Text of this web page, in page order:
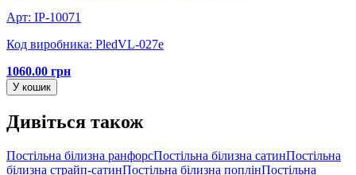
Арт: IP-10071
Код виробника: PledVL-027e
1060.00 грн
У кошик
Дивіться також
Постільна білизна ранфорсПостільна білизна сатинПостільна
білизна страйп-сатинПостільна білизна поплінПостільна